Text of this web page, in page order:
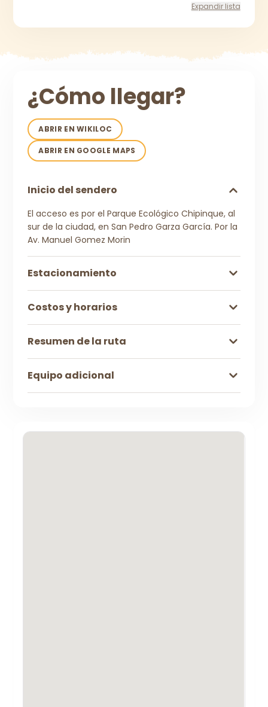
Expandir lista
¿Cómo llegar?
ABRIR EN WIKILOC
ABRIR EN GOOGLE MAPS
Inicio del sendero
El acceso es por el Parque Ecológico Chipinque, al
sur de la ciudad, en San Pedro Garza García. Por la
Av. Manuel Gomez Morin
Estacionamiento
Costos y horarios
Resumen de la ruta
Equipo adicional